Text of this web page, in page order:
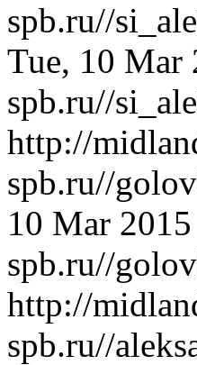
spb.ru//
Tue, 10 Mar
spb.ru//
http://
spb.ru//
10 Mar
spb.ru//
http://
spb.ru//